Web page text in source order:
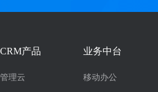
CRM产品
管理云
业务中台
移动办公